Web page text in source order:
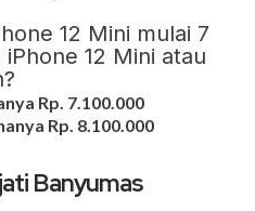
12 Mini mulai 7
12 Mini atau
Rp. 7.100.000
Rp. 8.100.000
Banyumas